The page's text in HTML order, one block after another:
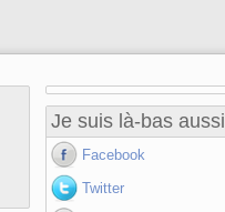
Je suis là-bas aussi
Facebook
Twitter